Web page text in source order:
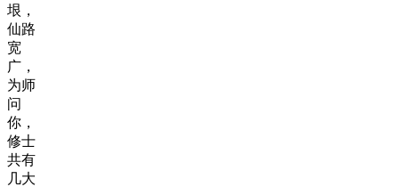
垠，
仙路
宽
广，
为师
问
你，
修士
共有
几大